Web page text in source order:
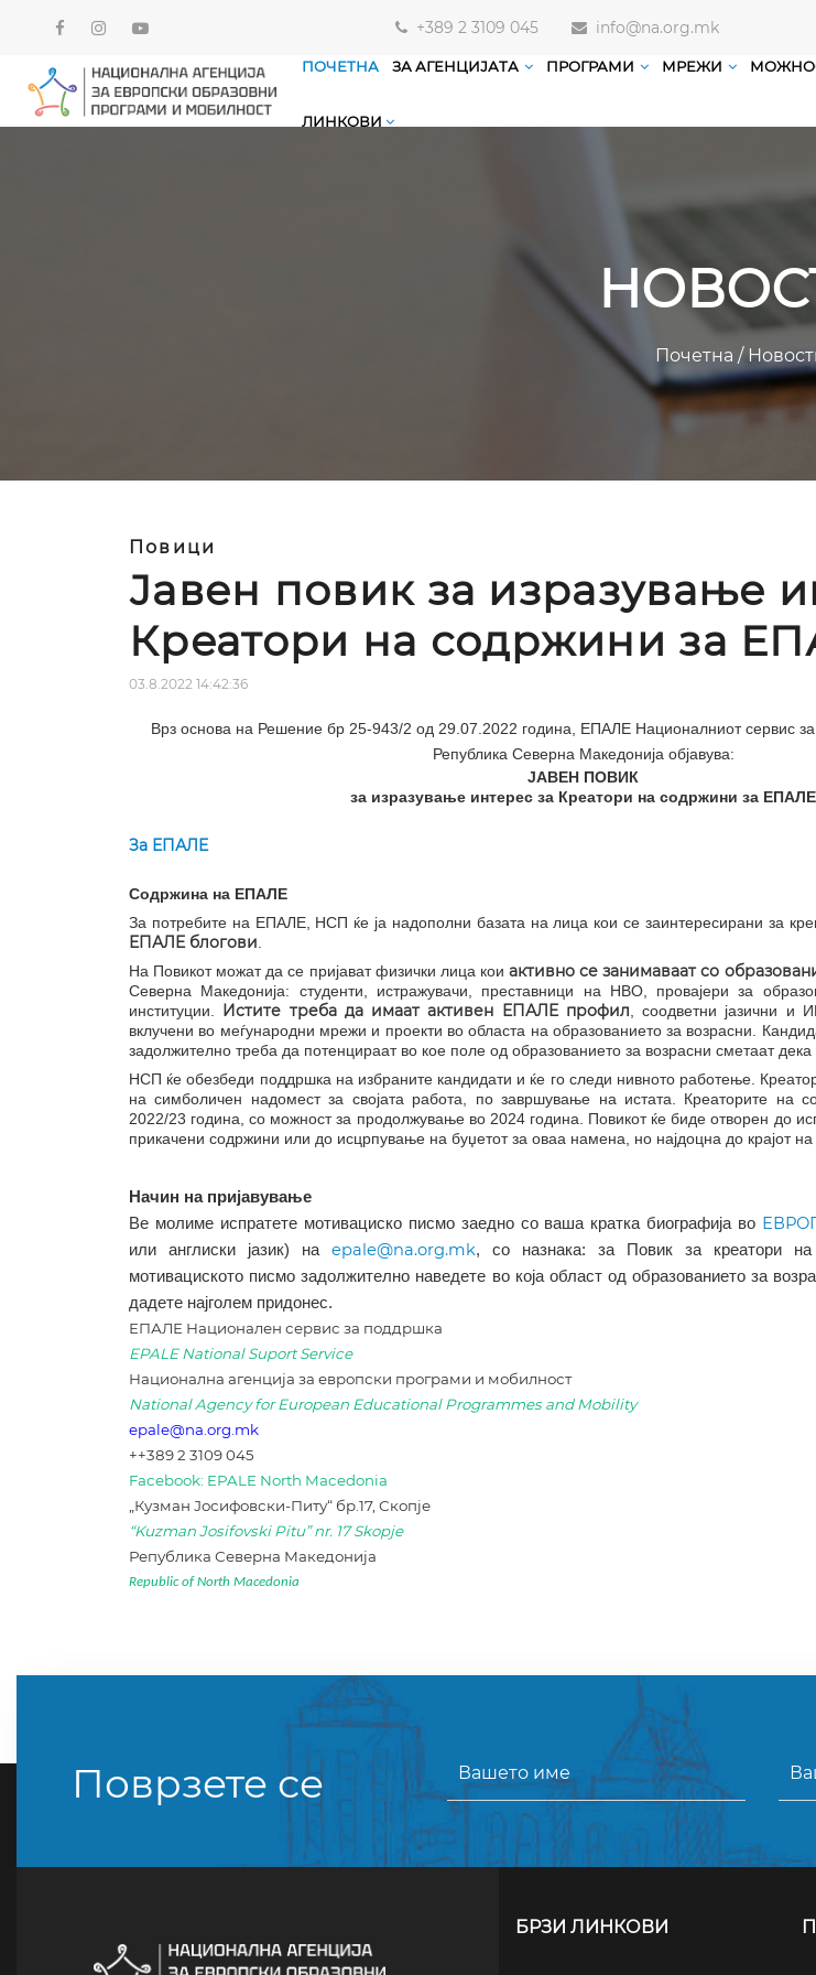
+389 2 3109 045 info@na.org.mk
ПОЧЕТНА ЗА АГЕНЦИЈАТА ПРОГРАМИ МРЕЖИ
ЛИНКОВИ
Почетна /
Повици
Јавен повик за изразување
Креатори на содржини за
03.8.2022 14:42:36
Врз основа на Решение бр 25-943/2 од 29.07.2022 година, ЕПАЛЕ Националниот сервис
Република Северна Македонија објавува:
ЈАВЕН ПОВИК
за изразување интерес за Креатори на содржини за ЕПАЛЕ
За ЕПАЛЕ
Содржина на ЕПАЛЕ
За потребите на ЕПАЛЕ, НСП ќе ја надополни базата на лица кои се заинтересирани за
ЕПАЛЕ блогови
На Повикот можат да се пријават физички лица коиактивно се занимаваат со
Северна Македонија: студенти, истражувачи, преставници на НВО, провајери за
институции. Истите треба да имаат активен ЕПАЛЕ профил , соодветни јазични и
вклучени во меѓународни мрежи и проекти во областа на образованието за возрасни.
задолжително треба да потенцираат во кое поле од образованието за возрасни сметаат дека
НСП ќе обезбеди поддршка на избраните кандидати и ќе го следи нивното работење.
на симболичен надомест за својата работа, по завршување на истата. Креаторите на
2022/23 година, со можност за продолжување во 2024 година. Повикот ќе биде отворен до
прикачени содржини или до исцрпување на буџетот за оваа намена, но најдоцна до крајот на
Начин на пријавување
Ве молиме испратете мотивациско писмо заедно со ваша кратка биографија во
или англиски јазик) на epale@na.org.mk, со назнака: за Повик за креатори
мотивациското писмо задолжително наведете во која област од образованието за
дадете најголем придонес.
ЕПАЛЕ Национален сервис за поддршка
EPALE National Suport Service
Национална агенција за европски програми и мобилност
National Agency for European Educational Programmes and Mobility
epale@na.org.mk
++389 2 3109 045
Facebook: EPALE North Macedonia
„Кузман Јосифовски-Питу“ бр.17, Скопје
“Kuzman Josifovski Pitu” nr. 17 Skopje
Република Северна Македонија
Republic of North Macedonia
Поврзете се
БРЗИ ЛИНКОВИ